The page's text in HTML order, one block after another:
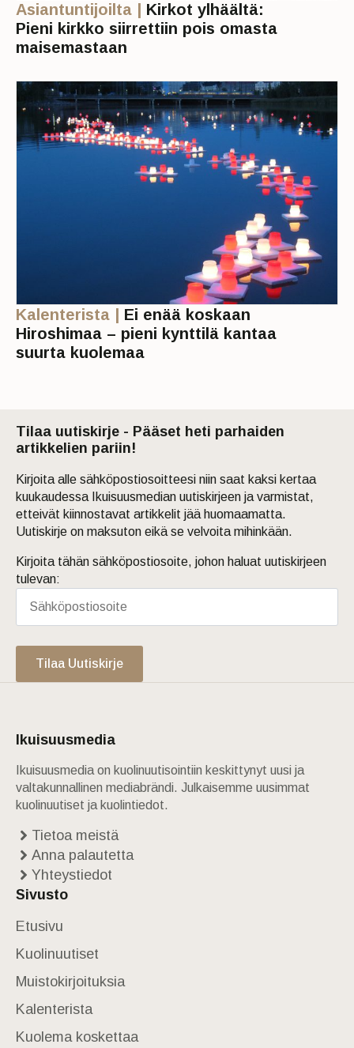
Asiantuntijoilta | Kirkot ylhäältä:
Pieni kirkko siirrettiin pois omasta
maisemastaan
Kalenterista | Ei enää koskaan
Hiroshimaa – pieni kynttilä kantaa
suurta kuolemaa
Tilaa uutiskirje - Pääset heti parhaiden
artikkelien pariin!
Kirjoita alle sähköpostiosoitteesi niin saat kaksi kertaa
kuukaudessa Ikuisuusmedian uutiskirjeen ja varmistat,
etteivät kiinnostavat artikkelit jää huomaamatta.
Uutiskirje on maksuton eikä se velvoita mihinkään.
Kirjoita tähän sähköpostiosoite, johon haluat uutiskirjeen
tulevan:
Tilaa Uutiskirje
Ikuisuusmedia
Ikuisuusmedia on kuolinuutisointiin keskittynyt uusi ja
valtakunnallinen mediabrändi. Julkaisemme uusimmat
kuolinuutiset ja kuolintiedot.
Tietoa meistä
Anna palautetta
Yhteystiedot
Sivusto
Etusivu
Kuolinuutiset
Muistokirjoituksia
Kalenterista
Kuolema koskettaa